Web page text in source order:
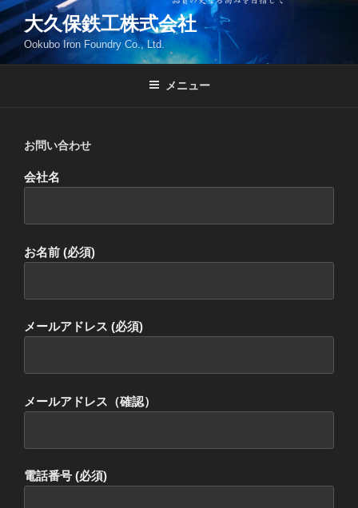
コ
ン
テ
ン
大久保鉄工株式会社
Ookubo Iron Foundry Co., Ltd.
メニュー
お問い合わせ
会社名
お名前 (必須)
メールアドレス (必須)
メールアドレス（確認）
電話番号 (必須)